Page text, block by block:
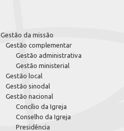
Gestão da missão
Gestão complementar
Gestão administrativa
Gestão ministerial
Gestão local
Gestão sinodal
Gestão nacional
Concílio da Igreja
Conselho da Igreja
Presidência